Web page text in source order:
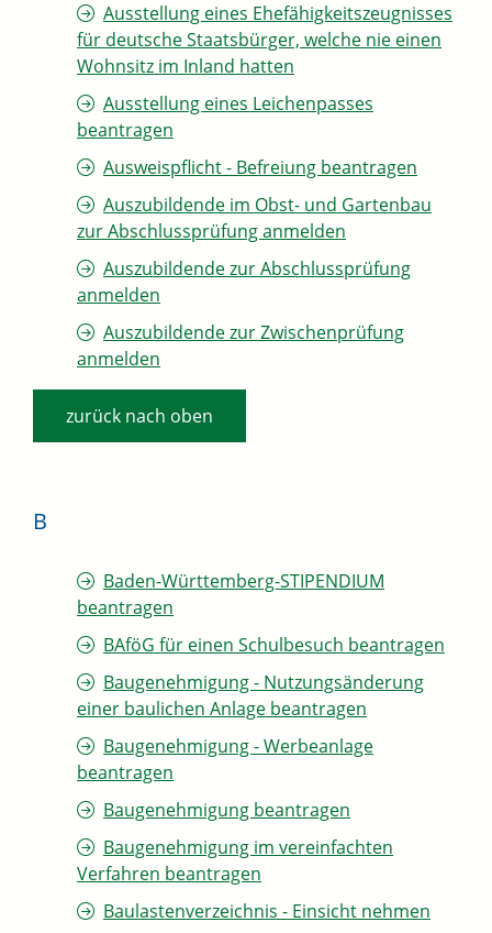
Ausstellung eines Ehefähigkeitszeugnisses
für deutsche Staatsbürger, welche nie einen
Wohnsitz im Inland hatten
Ausstellung eines Leichenpasses
beantragen
Ausweispflicht - Befreiung beantragen
Auszubildende im Obst- und Gartenbau
zur Abschlussprüfung anmelden
Auszubildende zur Abschlussprüfung
anmelden
Auszubildende zur Zwischenprüfung
anmelden
zurück nach oben
B
Baden-Württemberg-STIPENDIUM
beantragen
BAföG für einen Schulbesuch beantragen
Baugenehmigung - Nutzungsänderung
einer baulichen Anlage beantragen
Baugenehmigung - Werbeanlage
beantragen
Baugenehmigung beantragen
Baugenehmigung im vereinfachten
Verfahren beantragen
Baulastenverzeichnis - Einsicht nehmen